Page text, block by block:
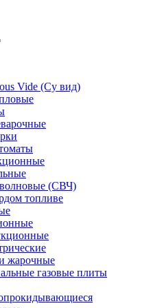
Vide (Су вид)
(СВЧ)
топливе
жарочные
газовые плиты